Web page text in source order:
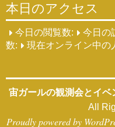
本日のアクセス
今日の閲覧数: 今日の
数:
現在オンライン中の
宙ガールの観測会とイベ
All
Proudly powered by